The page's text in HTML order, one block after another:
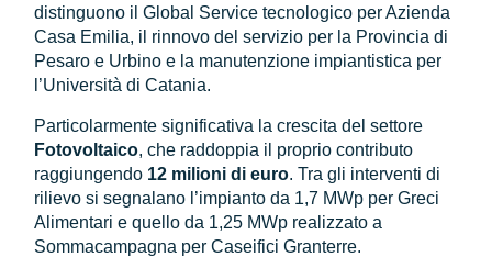
distinguono il Global Service tecnologico per Azienda
Casa Emilia, il rinnovo del servizio per la Provincia di
Pesaro e Urbino e la manutenzione impiantistica per
l’Università di Catania.
Particolarmente significativa la crescita del settore
Fotovoltaico, che raddoppia il proprio contributo
raggiungendo 12 milioni di euro. Tra gli interventi di
rilievo si segnalano l’impianto da 1,7 MWp per Greci
Alimentari e quello da 1,25 MWp realizzato a
Sommacampagna per Caseifici Granterre.